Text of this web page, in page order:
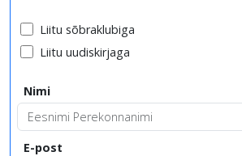
Liitu sõbraklubiga
Liitu uudiskirjaga
Nimi
E-post